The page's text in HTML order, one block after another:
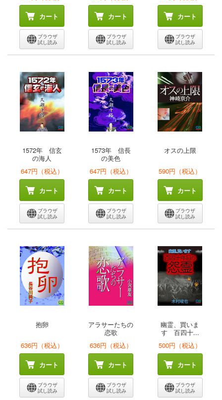
カート
ブラウザ
試し読み
カート
ブラウザ
試し読み
カート
ブラウザ
試し読み
1572年 信玄
の海人
647円（税込）
カート
ブラウザ
試し読み
1573年 信長
の美色
647円（税込）
カート
ブラウザ
試し読み
オスの上限
590円（税込）
カート
ブラウザ
試し読み
抱卵
636円（税込）
カート
ブラウザ
試し読み
アラサーたちの
恋歌
636円（税込）
カート
ブラウザ
試し読み
幽霊、買いま
す 百四十...
500円（税込）
カート
ブラウザ
試し読み